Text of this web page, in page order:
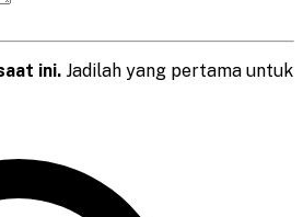
ini. Jadilah yang pertama untuk